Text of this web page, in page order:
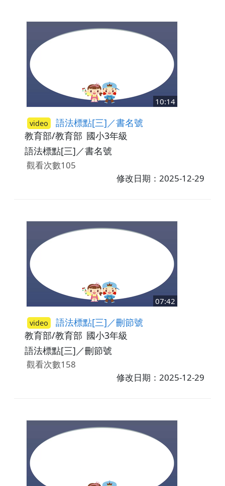
10:14
video 語法標點[三]／書名號
教育部/教育部 國小3年級
語法標點[三]／書名號
觀看次數105
修改日期：2025-12-29
07:42
video 語法標點[三]／刪節號
教育部/教育部 國小3年級
語法標點[三]／刪節號
觀看次數158
修改日期：2025-12-29